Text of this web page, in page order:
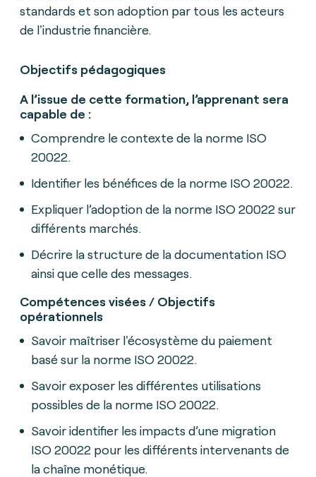
standards et son adoption par tous les acteurs
de l'industrie financière.
Objectifs pédagogiques
A l’issue de cette formation, l’apprenant sera
capable de :
Comprendre le contexte de la norme ISO
20022.
Identifier les bénéfices de la norme ISO 20022.
Expliquer l’adoption de la norme ISO 20022 sur
différents marchés.
Décrire la structure de la documentation ISO
ainsi que celle des messages.
Compétences visées / Objectifs
opérationnels
Savoir maîtriser l'écosystème du paiement
basé sur la norme ISO 20022.
Savoir exposer les différentes utilisations
possibles de la norme ISO 20022.
Savoir identifier les impacts d’une migration
ISO 20022 pour les différents intervenants de
la chaîne monétique.